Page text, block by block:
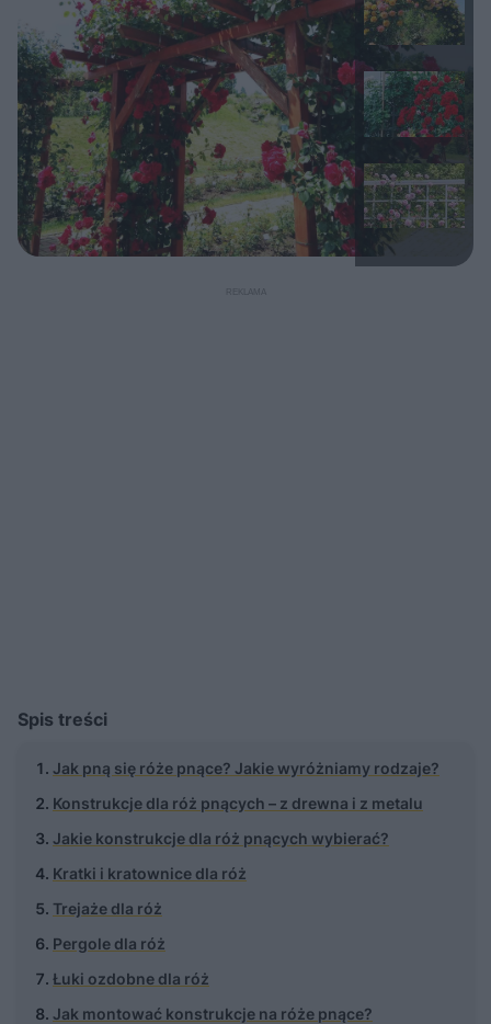
Spis treści
Jak pną się róże pnące? Jakie wyróżniamy rodzaje?
Konstrukcje dla róż pnących – z drewna i z metalu
Jakie konstrukcje dla róż pnących wybierać?
Kratki i kratownice dla róż
Trejaże dla róż
Pergole dla róż
Łuki ozdobne dla róż
Jak montować konstrukcje na róże pnące?